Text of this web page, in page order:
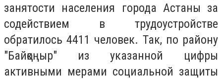
занятости населения города Астаны за
содействием в трудоустройстве
обратилось 4411 человек. Так, по району
"Байқоңыр" из указанной цифры
активными мерами социальной защиты